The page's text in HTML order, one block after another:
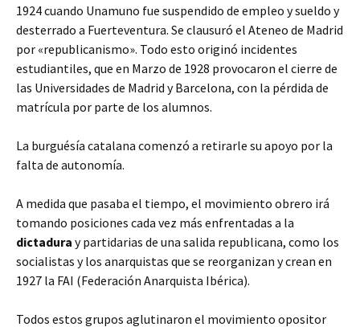
1924 cuando Unamuno fue suspendido de empleo y sueldo y
desterrado a Fuerteventura. Se clausuró el Ateneo de Madrid
por «republicanismo». Todo esto originó incidentes
estudiantiles, que en Marzo de 1928 provocaron el cierre de
las Universidades de Madrid y Barcelona, con la pérdida de
matrícula por parte de los alumnos.
La burguésía catalana comenzó a retirarle su apoyo por la
falta de autonomía.
A medida que pasaba el tiempo, el movimiento obrero irá
tomando posiciones cada vez más enfrentadas a la
dictadura y partidarias de una salida republicana, como los
socialistas y los anarquistas que se reorganizan y crean en
1927 la FAI (Federación Anarquista Ibérica).
Todos estos grupos aglutinaron el movimiento opositor